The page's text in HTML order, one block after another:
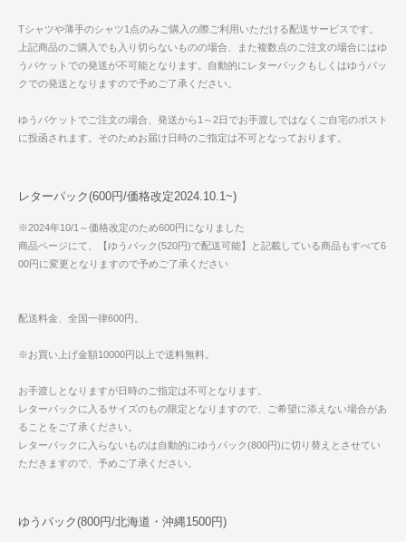
Tシャツや薄手のシャツ1点のみご購入の際ご利用いただける配送サービスです。
上記商品のご購入でも入り切らないものの場合、また複数点のご注文の場合にはゆ
うパケットでの発送が不可能となります。自動的にレターパックもしくはゆうパッ
クでの発送となりますので予めご了承ください。
ゆうパケットでご注文の場合、発送から1～2日でお手渡しではなくご自宅のポスト
に投函されます。そのためお届け日時のご指定は不可となっております。
レターパック(600円/価格改定2024.10.1~)
※2024年10/1～価格改定のため600円になりました
商品ページにて、【ゆうパック(520円)で配送可能】と記載している商品もすべて6
00円に変更となりますので予めご了承ください
配送料金、全国一律600円。
※お買い上げ金額10000円以上で送料無料。
お手渡しとなりますが日時のご指定は不可となります。
レターパックに入るサイズのもの限定となりますので、ご希望に添えない場合があ
ることをご了承ください。
レターパックに入らないものは自動的にゆうパック(800円)に切り替えとさせてい
ただきますので、予めご了承ください。
ゆうパック(800円/北海道・沖縄1500円)